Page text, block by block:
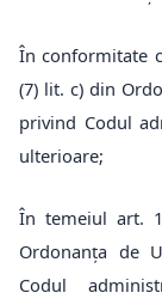
În conformitate
(7) lit. c) din
privind Codul
ulterioare;
În temeiul art.
Ordonanța de
Codul